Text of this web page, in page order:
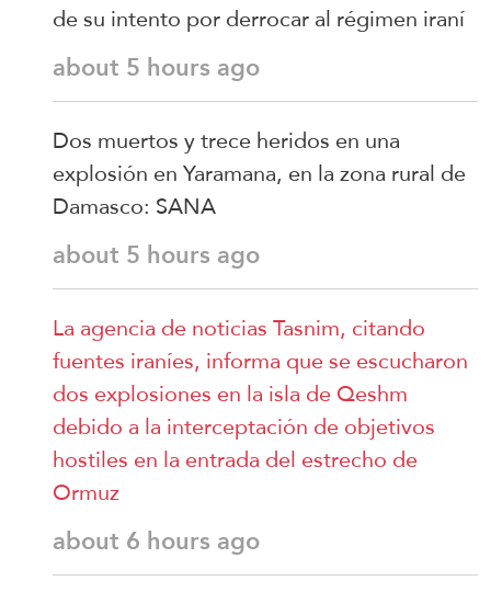
de su intento por derrocar al régimen iraní
about 5 hours ago
Dos muertos y trece heridos en una
explosión en Yaramana, en la zona rural de
Damasco: SANA
about 5 hours ago
La agencia de noticias Tasnim, citando
fuentes iraníes, informa que se escucharon
dos explosiones en la isla de Qeshm
debido a la interceptación de objetivos
hostiles en la entrada del estrecho de
Ormuz
about 6 hours ago